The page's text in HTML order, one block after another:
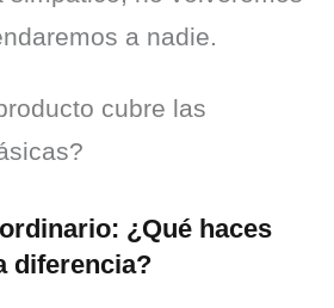
a nadie.
cubre las
¿Qué haces
diferencia?